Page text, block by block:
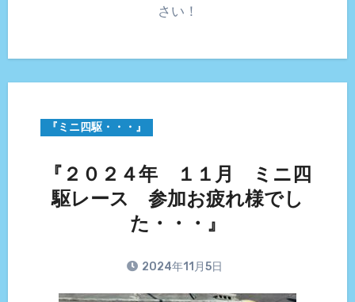
さい！
『ミニ四駆・・・』
『２０２４年 １１月 ミニ四
駆レース 参加お疲れ様でし
た・・・』
2024年11月5日